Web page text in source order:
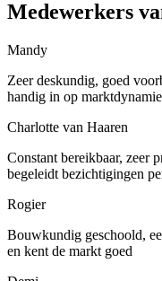
Medewerkers
Mandy
Zeer deskundig, goed
handig in op
Charlotte van Haaren
Constant bereikbaar, zeer
begeleidt bezichtigingen
Rogier
Bouwkundig geschoold,
en kent de markt goed